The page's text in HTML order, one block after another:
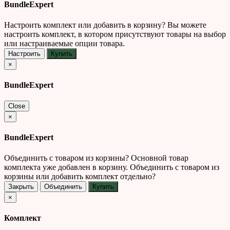
BundleExpert
Настроить комплект или добавить в корзину? Вы можете
настроить комплект, в котором присутствуют товары на выбор
или настраиваемые опции товара.
Настроить
Купить
×
BundleExpert
Close
×
BundleExpert
Объединить с товаром из корзины? Основной товар
комплекта уже добавлен в корзину. Объединить с товаром из
корзины или добавить комплект отдельно?
Закрыть Объединить
Купить
×
Комплект